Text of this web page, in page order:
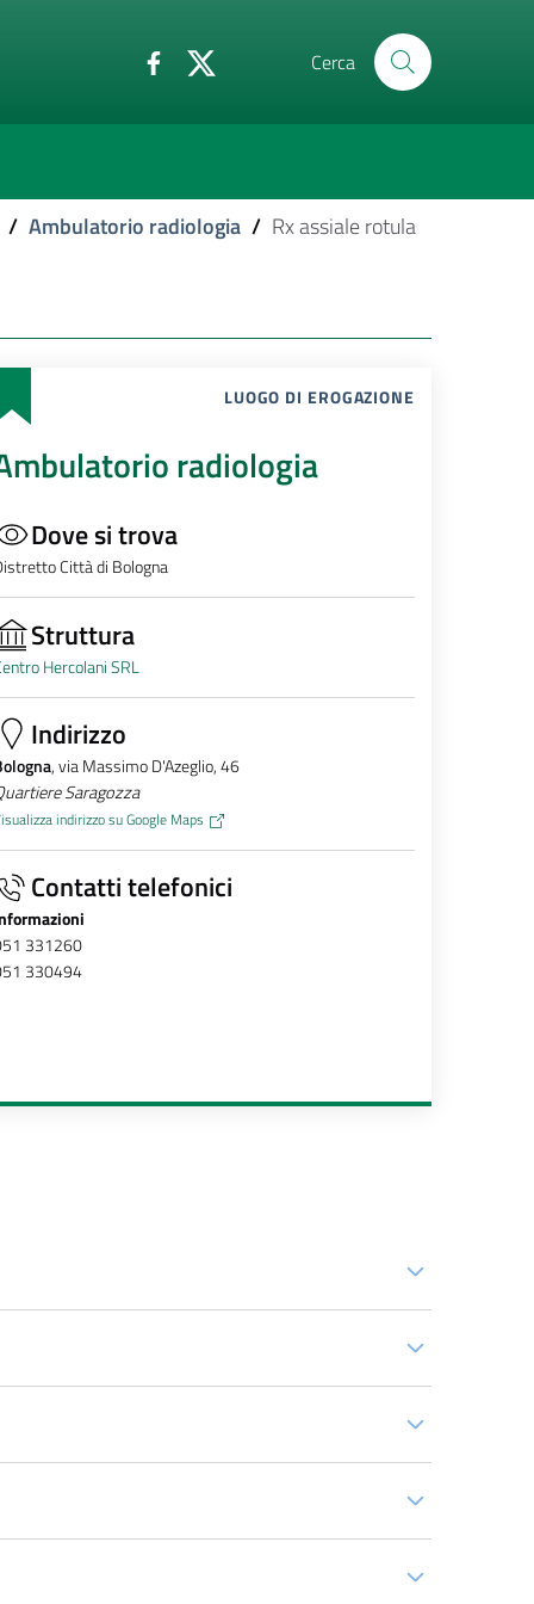
Cerca
/ Ambulatorio radiologia / Rx assiale rotula
LUOGO DI EROGAZIONE
radiologia
Dove si trova
Città di Bologna
Struttura
Hercolani SRL
Indirizzo
, via Massimo D'Azeglio, 46
Saragozza
indirizzo su Google Maps
Contatti telefonici
331260
330494